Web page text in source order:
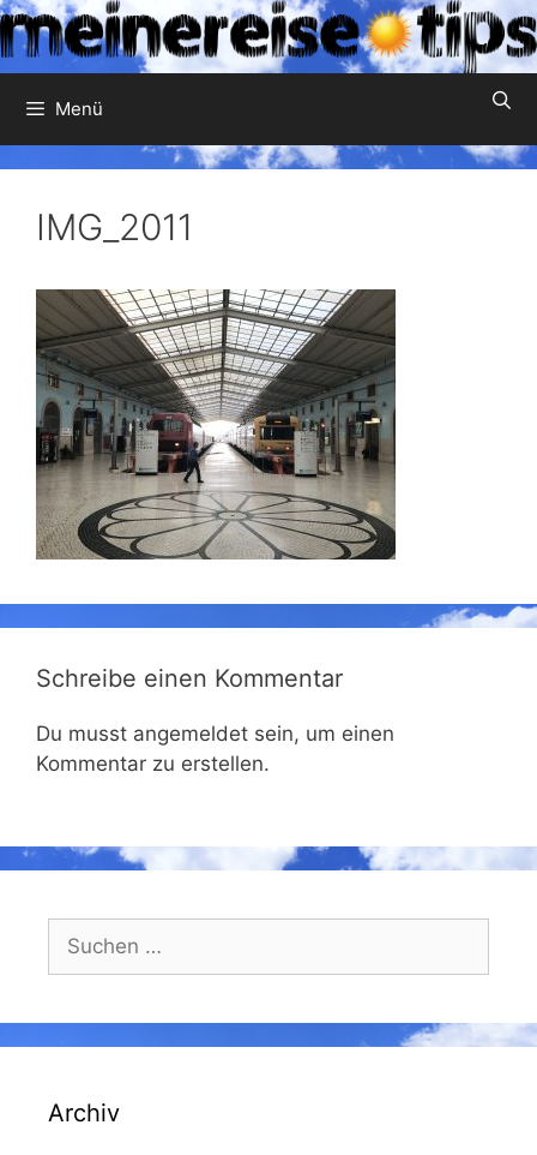
Zum
Inhalt
springen
Menü
IMG_2011
Schreibe einen Kommentar
Du musst angemeldet sein, um einen
Kommentar zu erstellen.
nach:
Archiv